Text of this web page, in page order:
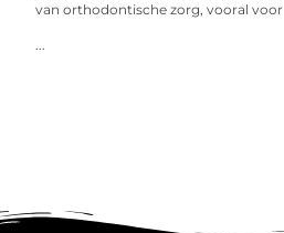
van orthodontische zorg, vooral voor
...